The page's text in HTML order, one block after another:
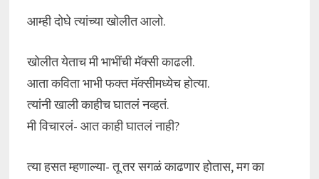
आम्ही दोघे त्यांच्या खोलीत आलो.
खोलीत येताच मी भाभींची मॅक्सी काढली.
आता कविता भाभी फक्त मॅक्सीमध्येच होत्या.
त्यांनी खाली काहीच घातलं नव्हतं.
मी विचारलं- आत काही घातलं नाही?
त्या हसत म्हणाल्या- तू तर सगळं काढणार होतास, मग का